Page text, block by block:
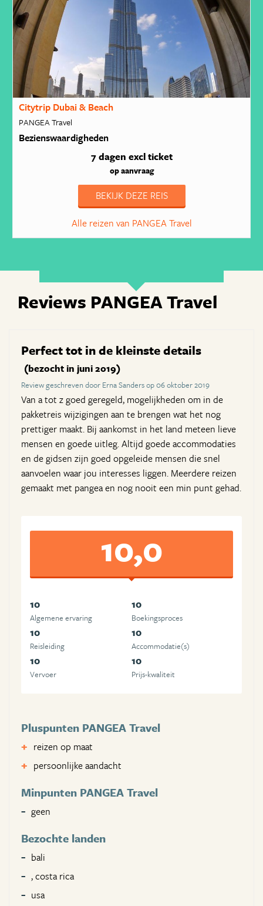
Citytrip Dubai & Beach
PANGEA Travel
Bezienswaardigheden
7 dagen excl ticket
op aanvraag
BEKIJK DEZE REIS
Alle reizen van PANGEA Travel
Reviews PANGEA Travel
Perfect tot in de kleinste details
(bezocht in juni 2019)
Review geschreven door Erna Sanders op 06 oktober 2019
Van a tot z goed geregeld, mogelijkheden om in de
pakketreis wijzigingen aan te brengen wat het nog
prettiger maakt. Bij aankomst in het land meteen lieve
mensen en goede uitleg. Altijd goede accommodaties
en de gidsen zijn goed opgeleide mensen die snel
aanvoelen waar jou interesses liggen. Meerdere reizen
gemaakt met pangea en nog nooit een min punt gehad.
10,0
10
Algemene ervaring
10
Boekingsproces
10
Reisleiding
10
Accommodatie(s)
10
Vervoer
10
Prijs-kwaliteit
Pluspunten PANGEA Travel
reizen op maat
persoonlijke aandacht
Minpunten PANGEA Travel
geen
Bezochte landen
bali
, costa rica
usa